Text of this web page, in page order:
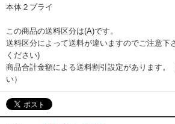
本体２プライ
この商品の送料区分は(A)です。
送料区分によって送料が違いますのでご注意下
ください)
商品合計金額による送料割引設定があります。
い）